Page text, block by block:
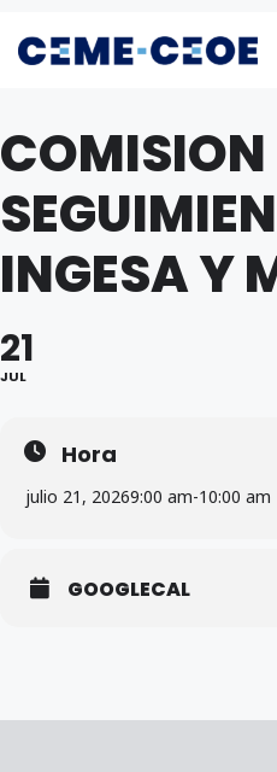
COMISION
INGESA Y
21
JUL
Hora
julio 21, 20269:00 am-10:00 am
GOOGLECAL